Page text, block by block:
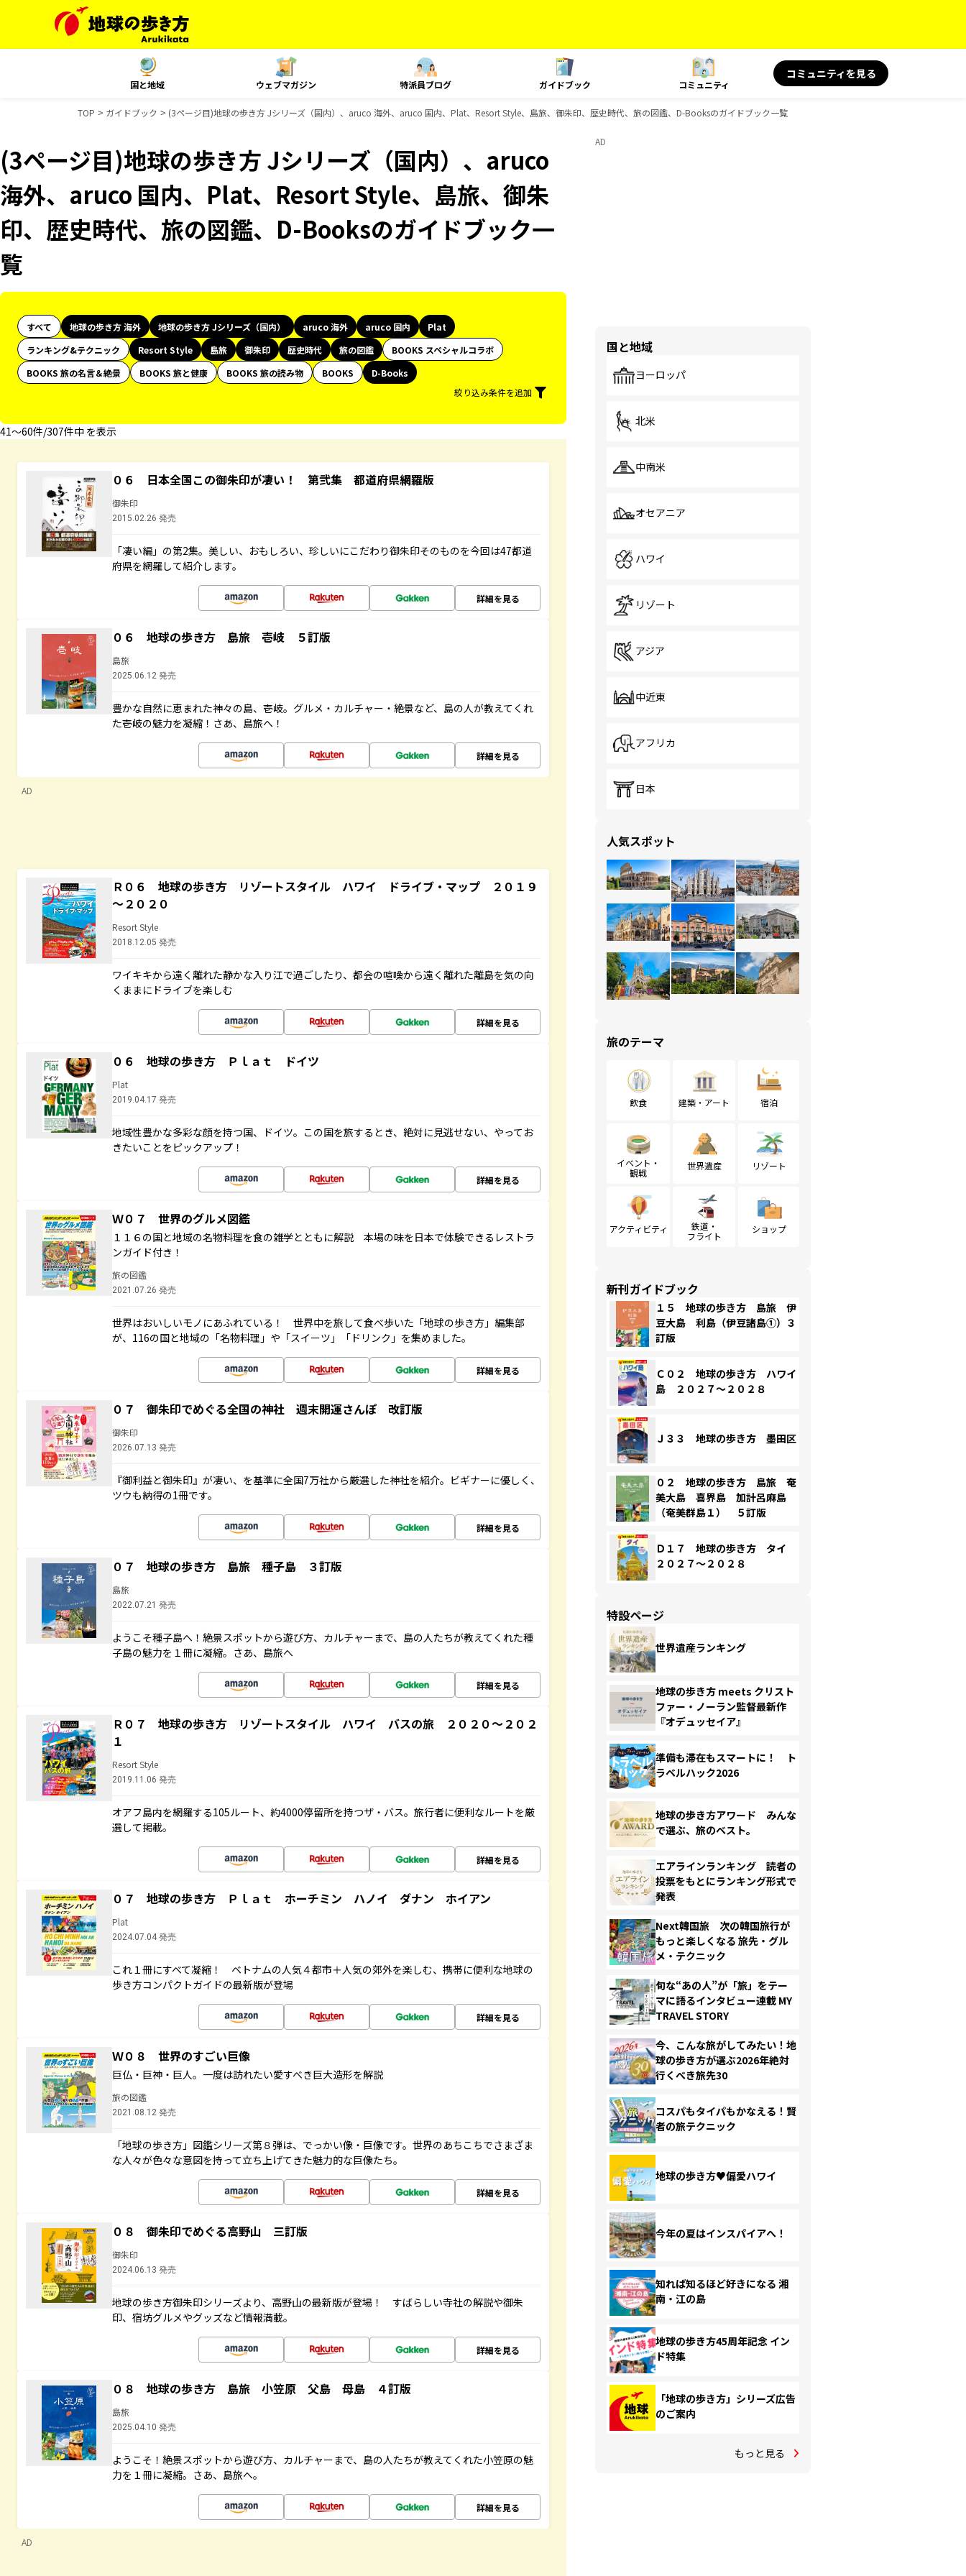
国と地域 ウェブマガジン 特派員ブログ ガイドブック コミュニティ
コミュニティを見る
TOP ガイドブック (3ページ目)地球の歩き方 Jシリーズ（国内）、aruco 海外、aruco 国内、Plat、Resort Style、島旅、御朱印、歴史時代、旅の図鑑、D-Booksのガイドブック一覧
(3ページ目)地球の歩き方 Jシリーズ（国内）、aruco
海外、aruco 国内、Plat、Resort Style、島旅、御朱
印、歴史時代、旅の図鑑、D-Booksのガイドブック一
覧
すべて 地球の歩き方 海外 地球の歩き方 Jシリーズ（国内） aruco 海外 aruco 国内
Plat
ランキング&テクニック
Resort Style 島旅 御朱印 歴史時代 旅の図鑑
BOOKS スペシャルコラボ
BOOKS 旅の名言＆絶景
BOOKS 旅と健康 BOOKS 旅の読み物 BOOKS
D-Books
絞り込み条件を追加
41〜60件/307件中 を表示
０６ 日本全国この御朱印が凄い！ 第弐集 都道府県網羅版
御朱印
2015.02.26 発売
「凄い編」の第2集。美しい、おもしろい、珍しいにこだわり御朱印そのものを今回は47都道
府県を網羅して紹介します。
詳細を見る
０６ 地球の歩き方 島旅 壱岐 ５訂版
島旅
2025.06.12 発売
豊かな自然に恵まれた神々の島、壱岐。グルメ・カルチャー・絶景など、島の人が教えてくれ
た壱岐の魅力を凝縮！さあ、島旅へ！
詳細を見る
AD
Ｒ０６ 地球の歩き方 リゾートスタイル ハワイ ドライブ・マップ ２０１９
～２０２０
Resort Style
2018.12.05 発売
ワイキキから遠く離れた静かな入り江で過ごしたり、都会の喧噪から遠く離れた離島を気の向
くままにドライブを楽しむ
詳細を見る
０６ 地球の歩き方 Ｐｌａｔ ドイツ
Plat
2019.04.17 発売
地域性豊かな多彩な顔を持つ国、ドイツ。この国を旅するとき、絶対に見逃せない、やってお
きたいことをピックアップ！
詳細を見る
Ｗ０７ 世界のグルメ図鑑
１１６の国と地域の名物料理を食の雑学とともに解説 本場の味を日本で体験できるレストラ
ンガイド付き！
旅の図鑑
2021.07.26 発売
世界はおいしいモノにあふれている！ 世界中を旅して食べ歩いた「地球の歩き方」編集部
が、116の国と地域の「名物料理」や「スイーツ」「ドリンク」を集めました。
詳細を見る
０７ 御朱印でめぐる全国の神社 週末開運さんぽ 改訂版
御朱印
2026.07.13 発売
『御利益と御朱印』が凄い、を基準に全国7万社から厳選した神社を紹介。ビギナーに優しく、
ツウも納得の1冊です。
詳細を見る
０７ 地球の歩き方 島旅 種子島 ３訂版
島旅
2022.07.21 発売
ようこそ種子島へ！絶景スポットから遊び方、カルチャーまで、島の人たちが教えてくれた種
子島の魅力を１冊に凝縮。さあ、島旅へ
詳細を見る
Ｒ０７ 地球の歩き方 リゾートスタイル ハワイ バスの旅 ２０２０～２０２
１
Resort Style
2019.11.06 発売
オアフ島内を網羅する105ルート、約4000停留所を持つザ・バス。旅行者に便利なルートを厳
選して掲載。
詳細を見る
０７ 地球の歩き方 Ｐｌａｔ ホーチミン ハノイ ダナン ホイアン
Plat
2024.07.04 発売
これ１冊にすべて凝縮！ ベトナムの人気４都市＋人気の郊外を楽しむ、携帯に便利な地球の
歩き方コンパクトガイドの最新版が登場
詳細を見る
Ｗ０８ 世界のすごい巨像
巨仏・巨神・巨人。一度は訪れたい愛すべき巨大造形を解説
旅の図鑑
2021.08.12 発売
「地球の歩き方」図鑑シリーズ第８弾は、でっかい像・巨像です。世界のあちこちでさまざま
な人々が色々な意図を持って立ち上げてきた魅力的な巨像たち。
詳細を見る
０８ 御朱印でめぐる高野山 三訂版
御朱印
2024.06.13 発売
地球の歩き方御朱印シリーズより、高野山の最新版が登場！ すばらしい寺社の解説や御朱
印、宿坊グルメやグッズなど情報満載。
詳細を見る
０８ 地球の歩き方 島旅 小笠原 父島 母島 ４訂版
島旅
2025.04.10 発売
ようこそ！絶景スポットから遊び方、カルチャーまで、島の人たちが教えてくれた小笠原の魅
力を１冊に凝縮。さあ、島旅へ。
詳細を見る
AD
AD
国と地域
ヨーロッパ
北米
中南米
オセアニア
ハワイ
リゾート
アジア
中近東
アフリカ
日本
人気スポット
旅のテーマ
飲食 建築・アート 宿泊
イベント・
観戦
世界遺産 リゾート
アクティビティ
鉄道・
フライト
ショップ
新刊ガイドブック
１５ 地球の歩き方 島旅 伊
豆大島 利島（伊豆諸島①）３
訂版
Ｃ０２ 地球の歩き方 ハワイ
島 ２０２７～２０２８
Ｊ３３ 地球の歩き方 墨田区
０２ 地球の歩き方 島旅 奄
美大島 喜界島 加計呂麻島
（奄美群島１） ５訂版
Ｄ１７ 地球の歩き方 タイ
２０２７～２０２８
特設ページ
世界遺産ランキング
地球の歩き方 meets クリスト
ファー・ノーラン監督最新作
『オデュッセイア』
準備も滞在もスマートに！ ト
ラベルハック2026
地球の歩き方アワード みんな
で選ぶ、旅のベスト。
エアラインランキング 読者の
投票をもとにランキング形式で
発表
Next韓国旅 次の韓国旅行が
もっと楽しくなる 旅先・グル
メ・テクニック
旬な“あの人”が「旅」をテー
マに語るインタビュー連載 MY
TRAVEL STORY
今、こんな旅がしてみたい！地
球の歩き方が選ぶ2026年絶対
行くべき旅先30
コスパもタイパもかなえる！賢
者の旅テクニック
地球の歩き方♥偏愛ハワイ
今年の夏はインスパイアへ！
知れば知るほど好きになる 湘
南・江の島
地球の歩き方45周年記念 イン
ド特集
「地球の歩き方」シリーズ広告
のご案内
もっと見る